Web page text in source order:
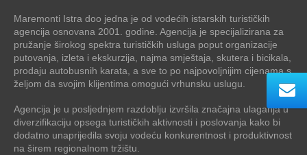
Maremonti Istra doo jedna je od vodećih istarskih turističkih
agencija osnovana 2001. godine. Agencija je specijalizirana za
pružanje širokog spektra turističkih usluga poput organizacije
putovanja, izleta i ekskurzija, najma smještaja, skutera i bicikala,
prodaju autobusnih karata, a sve to po najpovoljnijim cijenama s
željom da svojim klijentima omogući vrhunsku uslugu.
Agencija je u posljednjem razdoblju izvršila značajna ulaganja u
diverzifikaciju opsega turističkih aktivnosti i poslovanja kako bi
dodatno unaprijedila svoju vodeću konkurentnost i produktivnost
na širem regionalnom tržištu.